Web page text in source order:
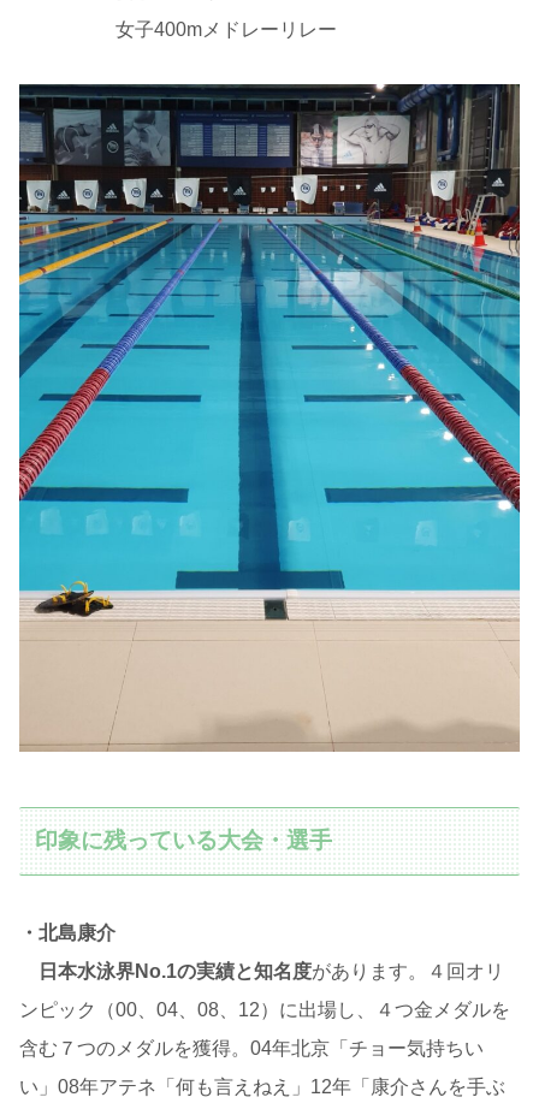
女子400mメドレーリレー
印象に残っている大会・選手
・北島康介
日本水泳界No.1の実績と知名度があります。４回オリ
ンピック（00、04、08、12）に出場し、４つ金メダルを
含む７つのメダルを獲得。04年北京「チョー気持ちい
い」08年アテネ「何も言えねえ」12年「康介さんを手ぶ